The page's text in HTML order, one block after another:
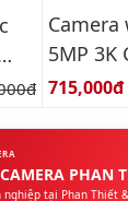
Camera
5MP 3K
quét
Giá bán:
715,000đ
PHAN
nghiệp tại Phan Thiết